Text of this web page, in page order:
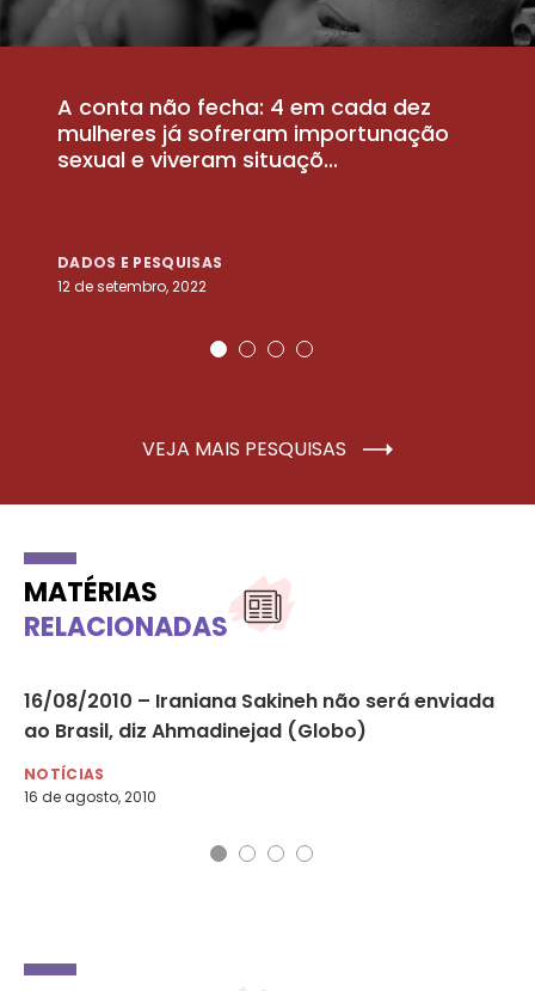
A conta não fecha: 4 em cada dez
mulheres já sofreram importunação
sexual e viveram situaçõ...
DADOS E PESQUISAS
12 de setembro, 2022
VEJA MAIS PESQUISAS
MATÉRIAS
RELACIONADAS
16/08/2010 – Iraniana Sakineh não será enviada
ao Brasil, diz Ahmadinejad (Globo)
NOTÍCIAS
16 de agosto, 2010